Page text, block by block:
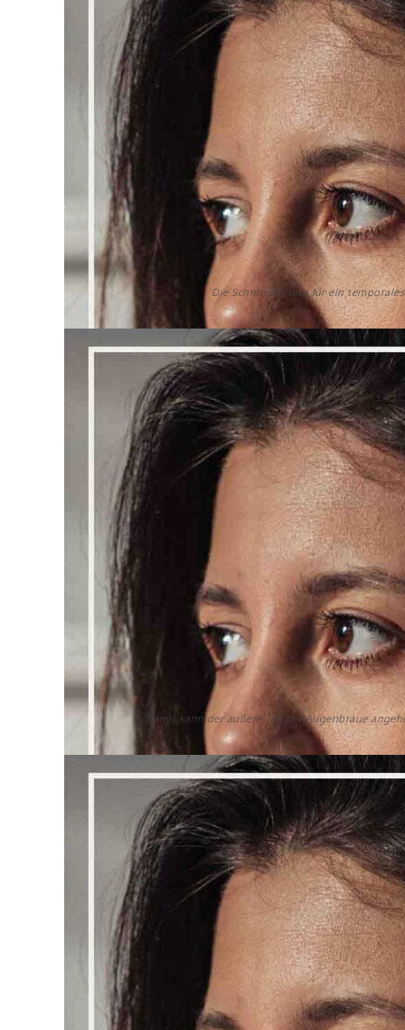
Die Schnittführung für ein
Damit kann der äußere Teil der Augenbraue